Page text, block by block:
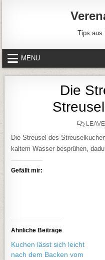
Tips aus
MENU
Die
Die Streusel des
kaltem Wasser besprühen,
Gefällt mir:
Ähnliche Beiträge
Kuchen lässt sich leicht
nach dem Backen vom